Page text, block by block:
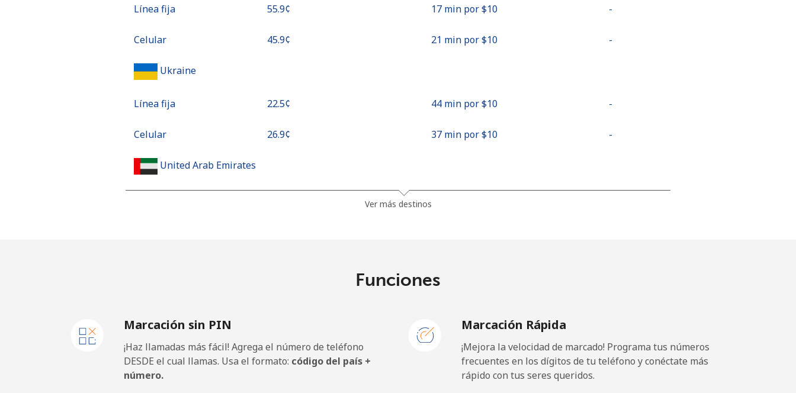
Línea fija ⁦55.9¢⁩ 17 min por ⁦$10⁩ -
Celular ⁦45.9¢⁩ 21 min por ⁦$10⁩ -
Ukraine
Línea fija ⁦22.5¢⁩ 44 min por ⁦$10⁩ -
Celular ⁦26.9¢⁩ 37 min por ⁦$10⁩ -
United Arab Emirates
Celular 416 min por ⁦$10⁩
Premium ⁦42.5¢⁩ 23 min por ⁦$10⁩
Ver más destinos
Funciones
Marcación sin PIN
¡Haz llamadas más fácil! Agrega el número de teléfono
DESDE el cual llamas. Usa el formato: código del país +
número.
Marcación Rápida
¡Mejora la velocidad de marcado! Programa tus números
frecuentes en los dígitos de tu teléfono y conéctate más
rápido con tus seres queridos.